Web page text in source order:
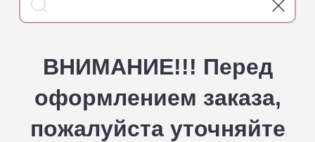
ВНИМАНИЕ!!! Перед
оформлением заказа,
пожалуйста уточняйте